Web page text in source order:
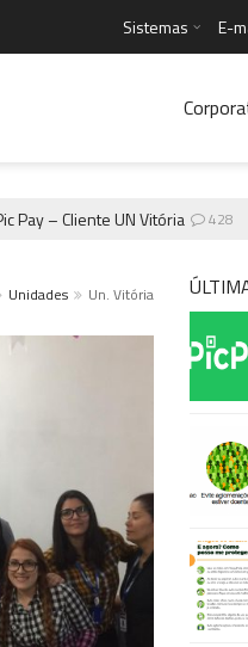
Sistemas E-
– Cliente UN Vitória 428
Unidades Un. Vitória